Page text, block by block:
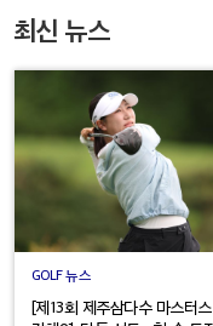
최신 뉴스
GOLF 뉴스
[제13회 제주삼다수 마스터